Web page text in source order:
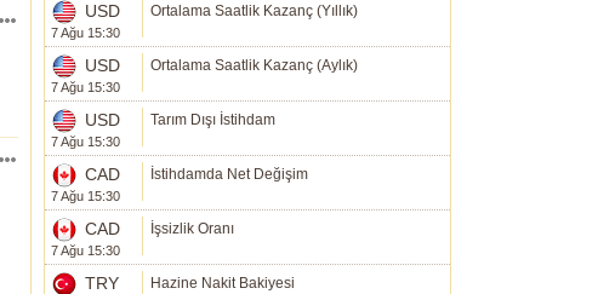
USD
7 Ağu 15:30
Ortalama Saatlik Kazanç (Yıllık)
USD
7 Ağu 15:30
Ortalama Saatlik Kazanç (Aylık)
USD
7 Ağu 15:30
Tarım Dışı İstihdam
CAD
7 Ağu 15:30
İstihdamda Net Değişim
CAD
7 Ağu 15:30
İşsizlik Oranı
TRY Hazine Nakit Bakiyesi